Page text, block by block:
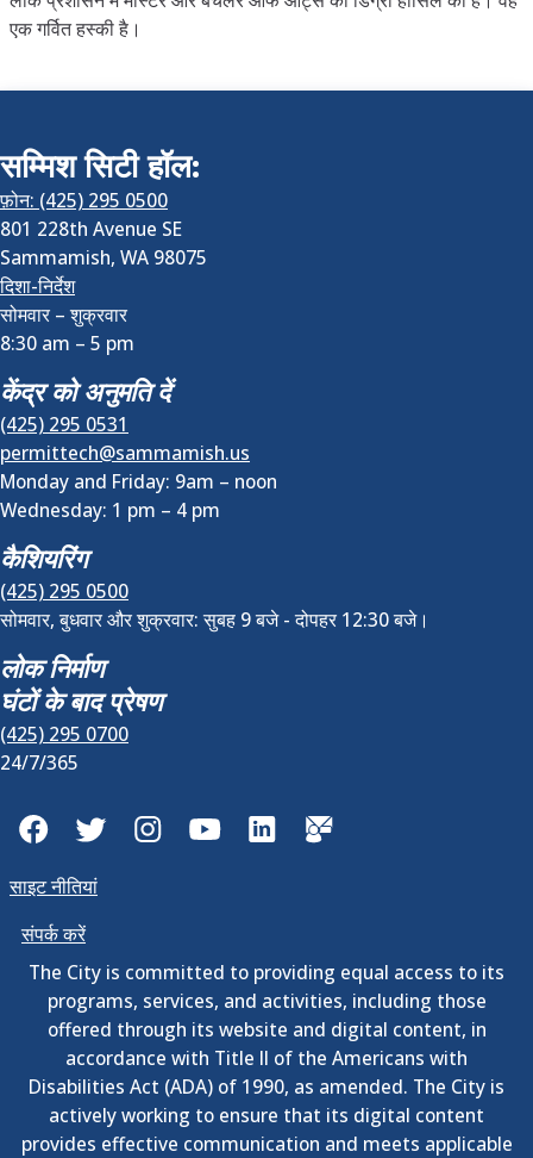
एक गर्वित हस्की है।
सम्मिश सिटी हॉल:
फ़ोन: (425) 295 0500
801 228th Avenue SE
Sammamish, WA 98075
दिशा-निर्देश
सोमवार – शुक्रवार
8:30 am – 5 pm
केंद्र को अनुमति दें
(425) 295 0531
permittech@sammamish.us
Monday and Friday: 9am – noon
Wednesday: 1 pm – 4 pm
कैशियरिंग
(425) 295 0500
सोमवार, बुधवार और शुक्रवार: सुबह 9 बजे - दोपहर 12:30 बजे।
लोक निर्माण
घंटों के बाद प्रेषण
(425) 295 0700
24/7/365
FacebookTwitterInstagramYouTubeLinkedInGovDelivery
साइट नीतियां
संपर्क करें
The City is committed to providing equal access to its
programs, services, and activities, including those
offered through its website and digital content, in
accordance with Title II of the Americans with
Disabilities Act (ADA) of 1990, as amended. The City is
actively working to ensure that its digital content
provides effective communication and meets applicable